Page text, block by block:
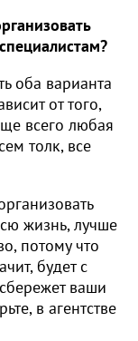
оба варианта
от того,
всего любая
толк, все
жизнь, лучше
потому что
будет с
ваши
в агентстве